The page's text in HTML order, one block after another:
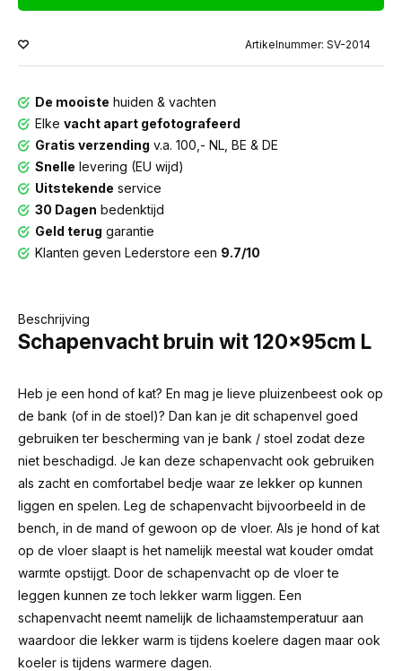
Artikelnummer: SV-2014
De mooiste huiden & vachten
Elke vacht apart gefotografeerd
Gratis verzending v.a. 100,- NL, BE & DE
Snelle levering (EU wijd)
Uitstekende service
30 Dagen bedenktijd
Geld terug garantie
Klanten geven Lederstore een 9.7/10
Beschrijving
Schapenvacht bruin wit 120x95cm L
Heb je een hond of kat? En mag je lieve pluizenbeest ook op
de bank (of in de stoel)? Dan kan je dit schapenvel goed
gebruiken ter bescherming van je bank / stoel zodat deze
niet beschadigd. Je kan deze schapenvacht ook gebruiken
als zacht en comfortabel bedje waar ze lekker op kunnen
liggen en spelen. Leg de schapenvacht bijvoorbeeld in de
bench, in de mand of gewoon op de vloer. Als je hond of kat
op de vloer slaapt is het namelijk meestal wat kouder omdat
warmte opstijgt. Door de schapenvacht op de vloer te
leggen kunnen ze toch lekker warm liggen. Een
schapenvacht neemt namelijk de lichaamstemperatuur aan
waardoor die lekker warm is tijdens koelere dagen maar ook
koeler is tijdens warmere dagen.